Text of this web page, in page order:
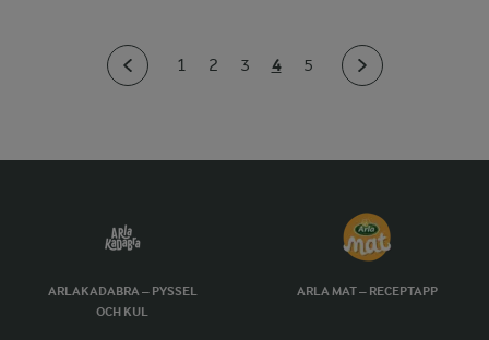
1 2 3 4 5
ARLAKADABRA – PYSSEL
OCH KUL
ARLA MAT – RECEPTAPP